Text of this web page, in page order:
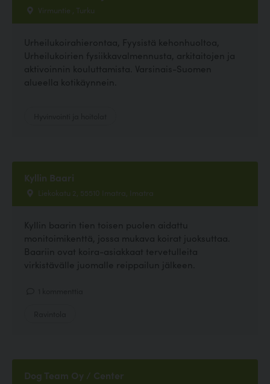
Virmuntie , Turku
Urheilukoirahierontaa, Fyysistä kehonhuoltoa,
Urheilukoirien fysiikkavalmennusta, arkitaitojen ja
aktivoinnin kouluttamista. Varsinais-Suomen
alueella kotikäynnein.
Kyllin Baari
Liekokatu 2, 55510 Imatra, Imatra
Kyllin baarin tien toisen puolen aidattu
monitoimikenttä, jossa mukava koirat juoksuttaa.
Baariin ovat koira-asiakkaat tervetulleita
virkistävälle juomalle reippailun jälkeen.
Dog Team Oy / Center